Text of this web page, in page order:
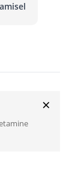
×